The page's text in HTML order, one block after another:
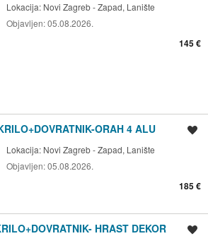
Lokacija: Novi Zagreb - Zapad, Lanište
Objavljen:05.08.2026.
145 €
ORAH 4 ALU
Lokacija: Novi Zagreb - Zapad, Lanište
Objavljen:05.08.2026.
185 €
HRAST DEKOR